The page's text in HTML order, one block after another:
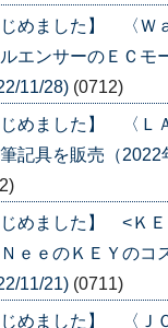
めました】 〈Ｗ
エンサーのＥＣモ
11/28) (0712)
めました】 〈Ｌ
記具を販売（2022
めました】 <ＫＥ
ｅｅのＫＥＹのコ
11/21) (0711)
めました】 〈Ｊ